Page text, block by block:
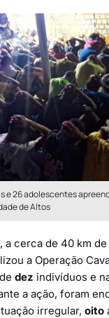
e 26 adolescentes
de Altos
a cerca de 40 km
a Operação
dez indivíduos e
a ação, foram
irregular, oito